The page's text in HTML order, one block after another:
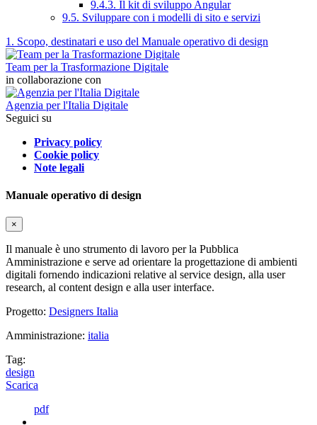
9.4.3. Il kit di sviluppo Angular
9.5. Sviluppare con i modelli di sito e servizi
1. Scopo, destinatari e uso del Manuale operativo di design
Team per la Trasformazione Digitale
in collaborazione con
Agenzia per l'Italia Digitale
Seguici su
Privacy policy
Cookie policy
Note legali
Manuale operativo di design
×
Il manuale è uno strumento di lavoro per la Pubblica
Amministrazione e serve ad orientare la progettazione di ambienti
digitali fornendo indicazioni relative al service design, alla user
research, al content design e alla user interface.
Progetto: Designers Italia
Amministrazione: italia
Tag:
design
Scarica
pdf